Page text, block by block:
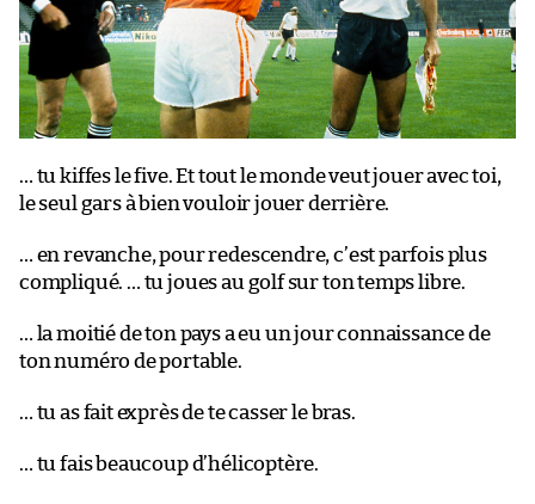
… tu kiffes le five. Et tout le monde veut jouer avec toi,
le seul gars à bien vouloir jouer derrière.
… en revanche, pour redescendre, c’est parfois plus
compliqué. … tu joues au golf sur ton temps libre.
… la moitié de ton pays a eu un jour connaissance de
ton numéro de portable.
… tu as fait exprès de te casser le bras.
… tu fais beaucoup d’hélicoptère.